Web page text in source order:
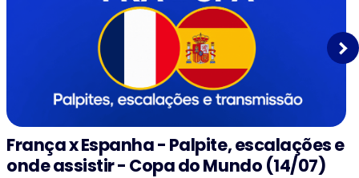
França x Espanha - Palpite, escalações e
onde assistir - Copa do Mundo (14/07)
Next